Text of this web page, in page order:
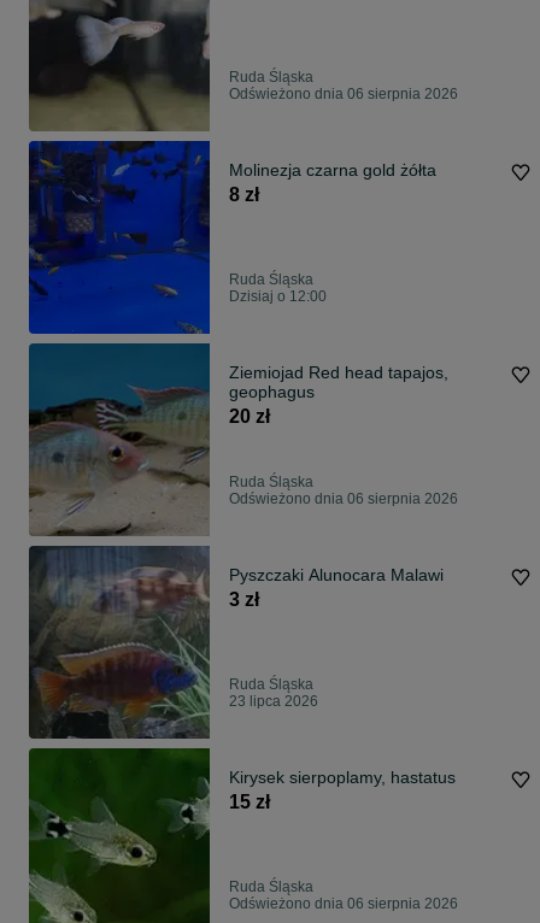
Ruda Śląska
Odświeżono dnia 06 sierpnia 2026
Molinezja czarna gold żółta
8 zł
Ruda Śląska
Dzisiaj o 12:00
Ziemiojad Red head tapajos,
geophagus
20 zł
Ruda Śląska
Odświeżono dnia 06 sierpnia 2026
Pyszczaki Alunocara Malawi
3 zł
Ruda Śląska
23 lipca 2026
Kirysek sierpoplamy, hastatus
15 zł
Ruda Śląska
Odświeżono dnia 06 sierpnia 2026